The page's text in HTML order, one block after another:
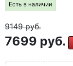
Есть в наличии
9149руб.
7699 руб.